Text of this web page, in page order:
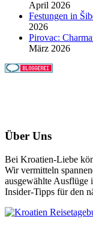
April 2026
Festungen in
2026
Pirovac:
März 2026
Über Uns
Bei Kroatien-Liebe
Wir vermitteln
ausgewählte
Insider-Tipps für den